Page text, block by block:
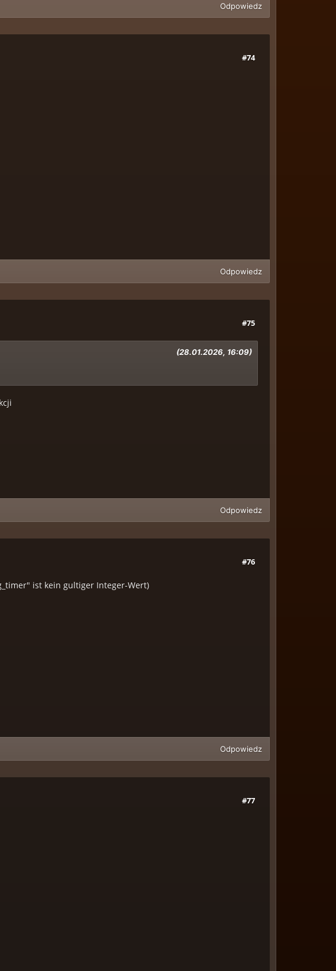
Odpowiedz
#74
Odpowiedz
#75
(28.01.2026, 16:09)
Odpowiedz
#76
ist kein gultiger Integer-Wert)
Odpowiedz
#77